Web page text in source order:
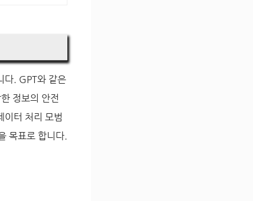
다. GPT와 같은
정보의 안전
이터 처리 모범
목표로 합니다.